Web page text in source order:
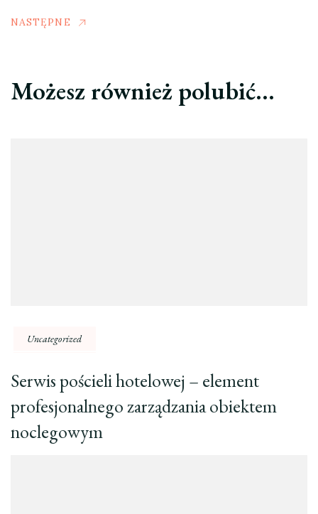
NASTĘPNE
Możesz również polubić…
Uncategorized
Serwis pościeli hotelowej – element
profesjonalnego zarządzania obiektem
noclegowym